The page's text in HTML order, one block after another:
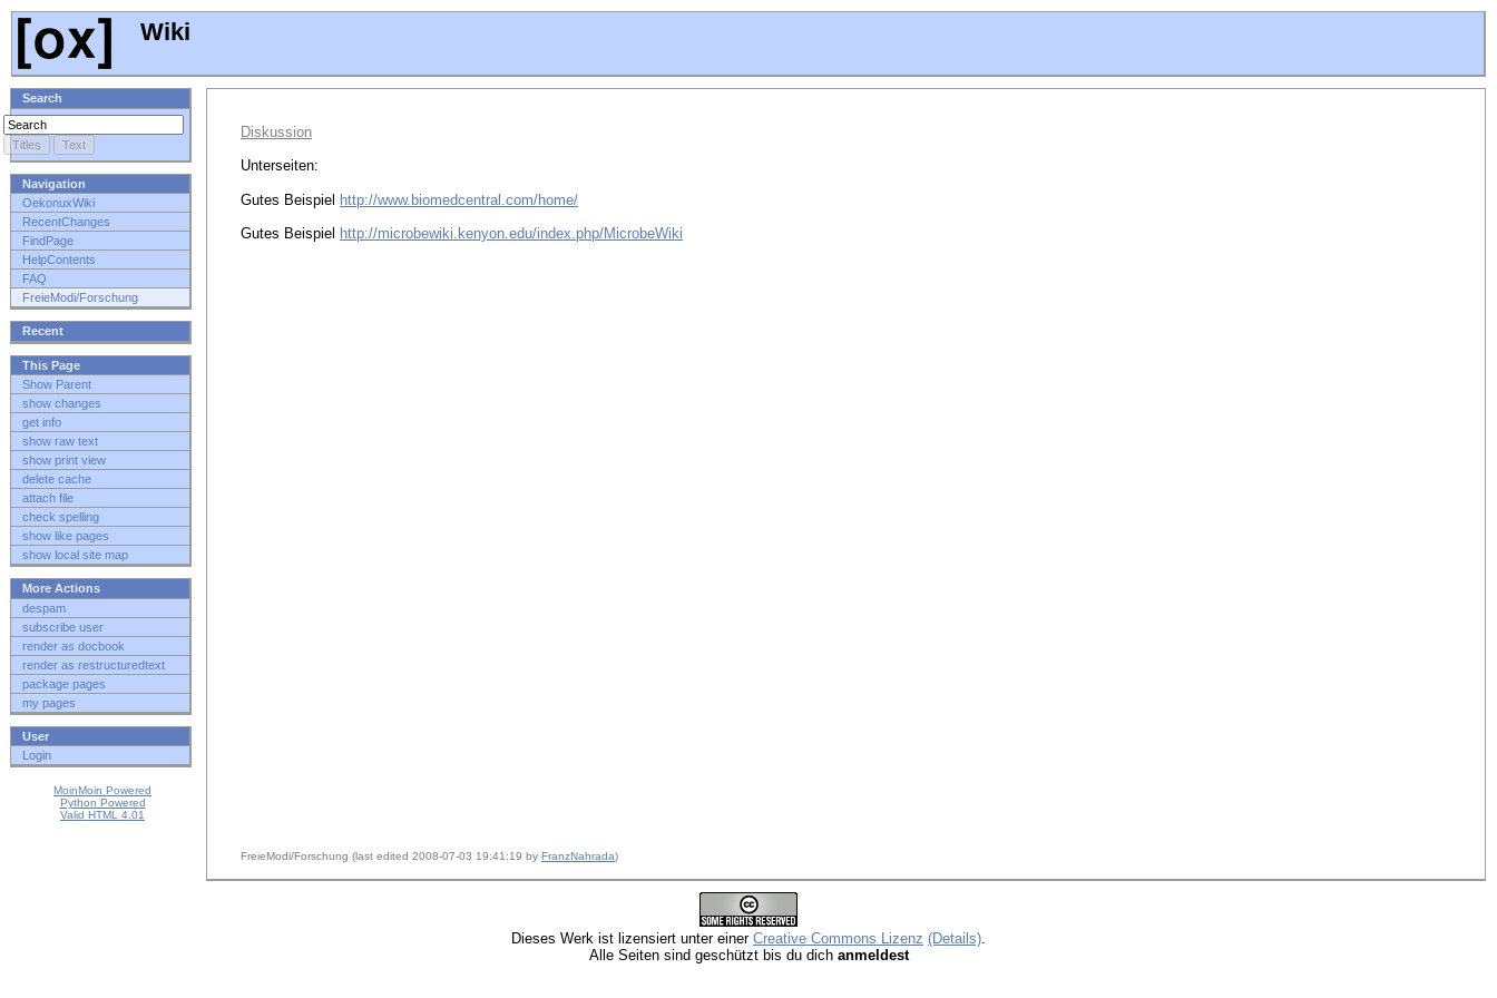
Wiki
Search
Navigation
OekonuxWiki
RecentChanges
FindPage
HelpContents
FAQ
FreieModi/Forschung
Recent
This Page
Show Parent
show changes
get info
show raw text
show print view
delete cache
attach file
check spelling
show like pages
show local site map
More Actions
despam
subscribe user
render as docbook
render as restructuredtext
package pages
my pages
User
Login
MoinMoin Powered
Python Powered
Valid HTML 4.01
Diskussion
Unterseiten:
Gutes Beispiel http://www.biomedcentral.com/home/
Gutes Beispiel http://microbewiki.kenyon.edu/index.php/MicrobeWiki
FreieModi/Forschung (last edited 2008-07-03 19:41:19 by FranzNahrada)
Dieses Werk ist lizensiert unter einer Creative Commons Lizenz (Details)
Alle Seiten sind geschützt bis du dich anmeldest